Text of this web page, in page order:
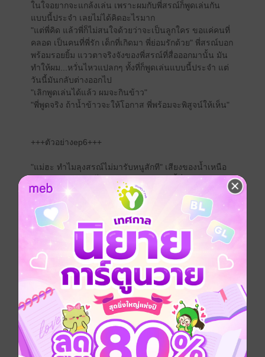
ในใจอยากจะแกล้งเล่น เพราะผมกับพี่สรณ์ก็พูดเล่นกัน
แบบนี้ประจำ เลยไม่ได้คิดอะไรมาก
"แต่พี่คิด แล้วพี่ก็ไม่สนใจด้วยว่าจะเป็นลูกใคร ขอแค่คนที่
คลอด เป็นคนที่พี่รัก เด็กที่เกิดมา พี่ย่อมรักด้วย" พี่สรณ์บอก
พร้อมรอยยิ้ม แววตาจริงจังของพี่สรณ์ที่สื่อออกมานั้น มัน
ทำให้ผม...หวั่นไหวแปลกๆ ทั้งที่ก็พูดเล่นแบบนี้ประจำ แต่
วันนี้มันกลับต่างออกไป
"เลิกพูดเล่นได้แล้ว ผมจะกินข้าว"
"พี่พูดจริง ถ้าน้ำข้าวจะให้โอกาส พี่พร้อมจะพิสูจน์ให้เห็น"
+++ตัวอย่างep6+++
"แม่ฮะ ทำไมลุงสรณ์ไม่มารับหนูสักที" เสียงของน้ำเหนือ
เอ่ยถาม ผมหันมองไปทางหน้าบ้าน เวลานี้พี่สรณ์ต้องมารับ
น้ำเหนือไปส่งที่โรงเรียนแล้ว หรือว่าที่บ้านมีเรื่องอะไร
ด่วนหรือเปล่านะ
"งั้นวันนี้ แม่ไปส่งนะ" ผมย่อกายบอก น้ำเหนือพยักหน้ารับ
เบาๆ พร้อมรอยยิ้มกว้าง ผมจึงคว้ากุญแจแล้วจูงมือลูก เพื่อ
พาไปส่งที่โรงเรียนประจำอำเภอ
หน้าโรงเรียนมีเด็กมากมายกำลังเข้าเรียน ทุกคนมาส่งลูก
จนถึงหน้าประตู มองดูลูกน้อยเข้าเรียน ก่อนจะออกไป
ทำงาน ผมเองก็กำลังเป็นเหมือนทุกคน ยืนมองลูกเดินเข้า
รั้วโรงเรียน
"แม่ครับ บ่ายบาย"